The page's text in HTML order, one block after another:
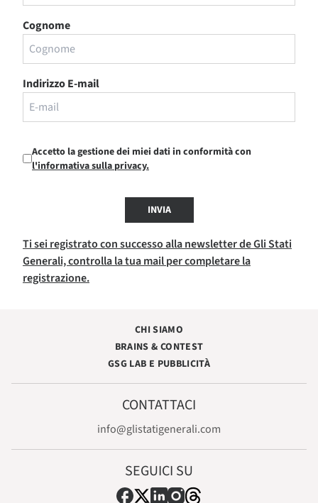
Cognome
Indirizzo E-mail
Accetto la gestione dei miei dati in conformità con
l'informativa sulla privacy.
INVIA
Ti sei registrato con successo alla newsletter de Gli Stati
Generali, controlla la tua mail per completare la
registrazione.
CHI SIAMO
BRAINS & CONTEST
GSG LAB E PUBBLICITÀ
CONTATTACI
info@glistatigenerali.com
SEGUICI SU